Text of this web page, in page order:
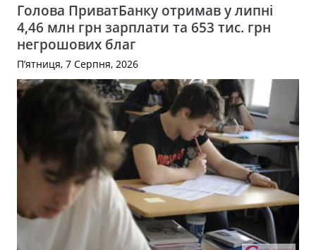
Голова ПриватБанку отримав у липні
4,46 млн грн зарплати та 653 тис. грн
негрошових благ
П’ятниця, 7 Серпня, 2026